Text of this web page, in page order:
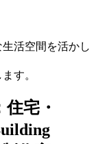
活空間を活かし
す。